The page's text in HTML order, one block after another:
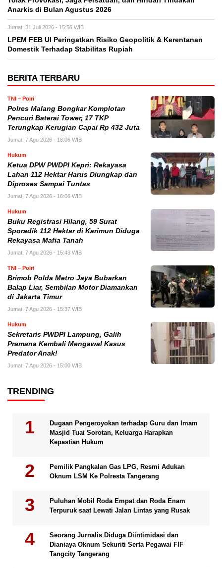
Anarkis di Bulan Agustus 2026
Jumat, 31 Juli 2026 - 15:56 WIB
LPEM FEB UI Peringatkan Risiko Geopolitik & Kerentanan
Domestik Terhadap Stabilitas Rupiah
BERITA TERBARU
TNI – Polri
Polres Malang Bongkar Komplotan
Pencuri Baterai Tower, 17 TKP
Terungkap Kerugian Capai Rp 432 Juta
Jumat, 7 Agu 2026 - 18:06 WIB
Hukum
Ketua DPW PWDPI Kepri: Rekayasa
Lahan 112 Hektar Harus Diungkap dan
Diproses Sampai Tuntas
Jumat, 7 Agu 2026 - 16:06 WIB
Hukum
Buku Registrasi Hilang, 59 Surat
Sporadik 112 Hektar di Karimun Diduga
Rekayasa Mafia Tanah
Jumat, 7 Agu 2026 - 15:43 WIB
TNI – Polri
Brimob Polda Metro Jaya Bubarkan
Balap Liar, Sembilan Motor Diamankan
di Jakarta Timur
Jumat, 7 Agu 2026 - 15:37 WIB
Hukum
Sekretaris PWDPI Lampung, Galih
Pramana Kembali Mengawal Kasus
Predator Anak!
Jumat, 7 Agu 2026 - 15:00 WIB
TRENDING
Dugaan Pengeroyokan terhadap Guru dan Imam
Masjid Tuai Sorotan, Keluarga Harapkan
Kepastian Hukum
Pemilik Pangkalan Gas LPG, Resmi Adukan
Oknum LSM Ke Polresta Tangerang
Puluhan Mobil Roda Empat dan Roda Enam
Terpuruk saat Lewati Jalan Lintas yang Rusak
Seorang Jurnalis Diduga Diintimidasi dan
Dianiaya Oknum Sekuriti Serta Pegawai FIF
Tangcity Tangerang